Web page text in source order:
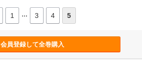
1 ... 3 4 5
会員登録して全巻購入